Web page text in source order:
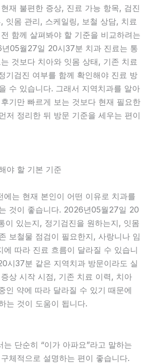
재 불편한 증상, 진료 가능 항목, 검진
잇몸 관리, 스케일링, 보철 상담, 치료
함께 살펴봐야 할 기준을 비교하려는
05월27일 20시37분 치과 진료는 통
것보다 치아와 잇몸 상태, 기존 치료
기검진 여부를 함께 확인해야 진료 방
수 있습니다. 그래서 지역치과를 알아
기만 빠르게 보는 것보다 현재 필요한
저 정리한 뒤 방문 기준을 세우는 편이
야 할 기본 기준
에는 현재 본인이 어떤 이유로 치과를
것이 좋습니다. 2026년05월27일 20
이 있는지, 정기검진을 원하는지, 잇몸
보철물 점검이 필요한지, 사랑니나 임
에 따라 진료 흐름이 달라질 수 있습니
시37분 같은 지역치과 방문이라도 실
상 시작 시점, 기존 치료 이력, 치아
인 약에 따라 달라질 수 있기 때문에
는 것이 도움이 됩니다.
단순히 “이가 아파요”라고 말하는
체적으로 설명하는 편이 좋습니다.